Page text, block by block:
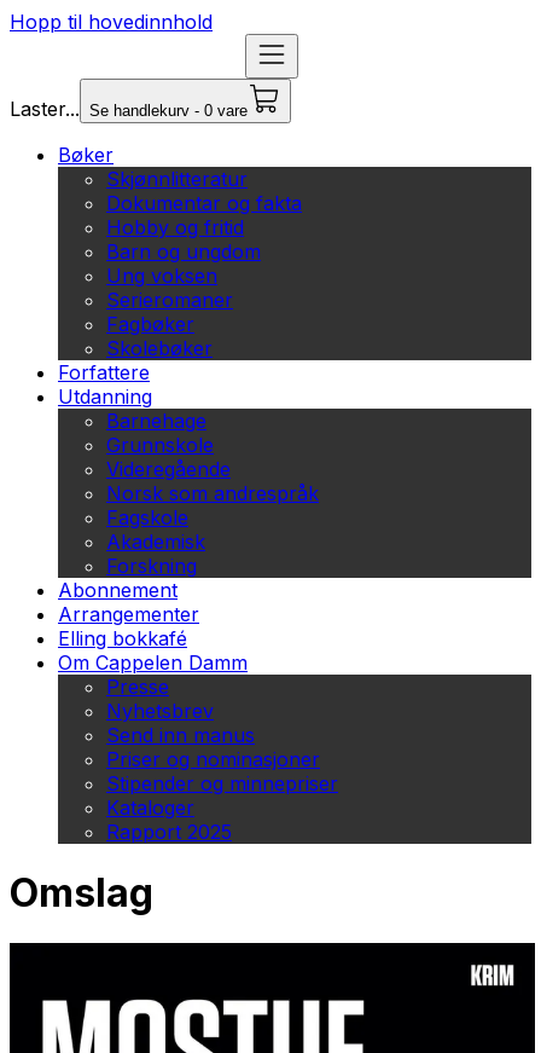
Hopp til hovedinnhold
Laster... Se handlekurv - 0 vare
Bøker
Skjønnlitteratur
Dokumentar og fakta
Hobby og fritid
Barn og ungdom
Ung voksen
Serieromaner
Fagbøker
Skolebøker
Forfattere
Utdanning
Barnehage
Grunnskole
Videregående
Norsk som andrespråk
Fagskole
Akademisk
Forskning
Abonnement
Arrangementer
Elling bokkafé
Om Cappelen Damm
Presse
Nyhetsbrev
Send inn manus
Priser og nominasjoner
Stipender og minnepriser
Kataloger
Rapport 2025
Omslag